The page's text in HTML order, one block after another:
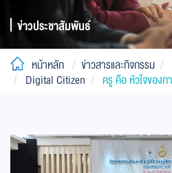
ข่าวประชาสัมพันธ์
หน้าหลัก ข่าวสารและกิจกรรม
Digital Citizen
ครู คือ หัวใจของ